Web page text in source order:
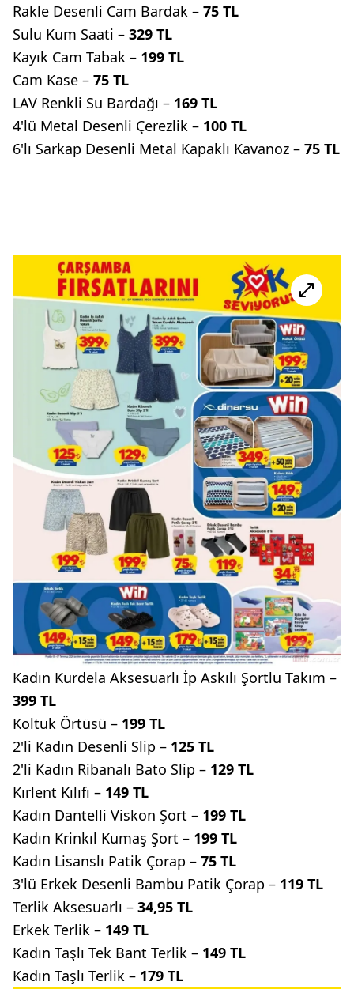
Rakle Desenli Cam Bardak – 75 TL
Sulu Kum Saati – 329 TL
Kayık Cam Tabak – 199 TL
Cam Kase – 75 TL
LAV Renkli Su Bardağı – 169 TL
4'lü Metal Desenli Çerezlik – 100 TL
6'lı Sarkap Desenli Metal Kapaklı Kavanoz – 75 TL
Kadın Kurdela Aksesuarlı İp Askılı Şortlu Takım –
399 TL
Koltuk Örtüsü – 199 TL
2'li Kadın Desenli Slip – 125 TL
2'li Kadın Ribanalı Bato Slip – 129 TL
Kırlent Kılıfı – 149 TL
Kadın Dantelli Viskon Şort – 199 TL
Kadın Krinkıl Kumaş Şort – 199 TL
Kadın Lisanslı Patik Çorap – 75 TL
3'lü Erkek Desenli Bambu Patik Çorap – 119 TL
Terlik Aksesuarlı – 34,95 TL
Erkek Terlik – 149 TL
Kadın Taşlı Tek Bant Terlik – 149 TL
Kadın Taşlı Terlik – 179 TL